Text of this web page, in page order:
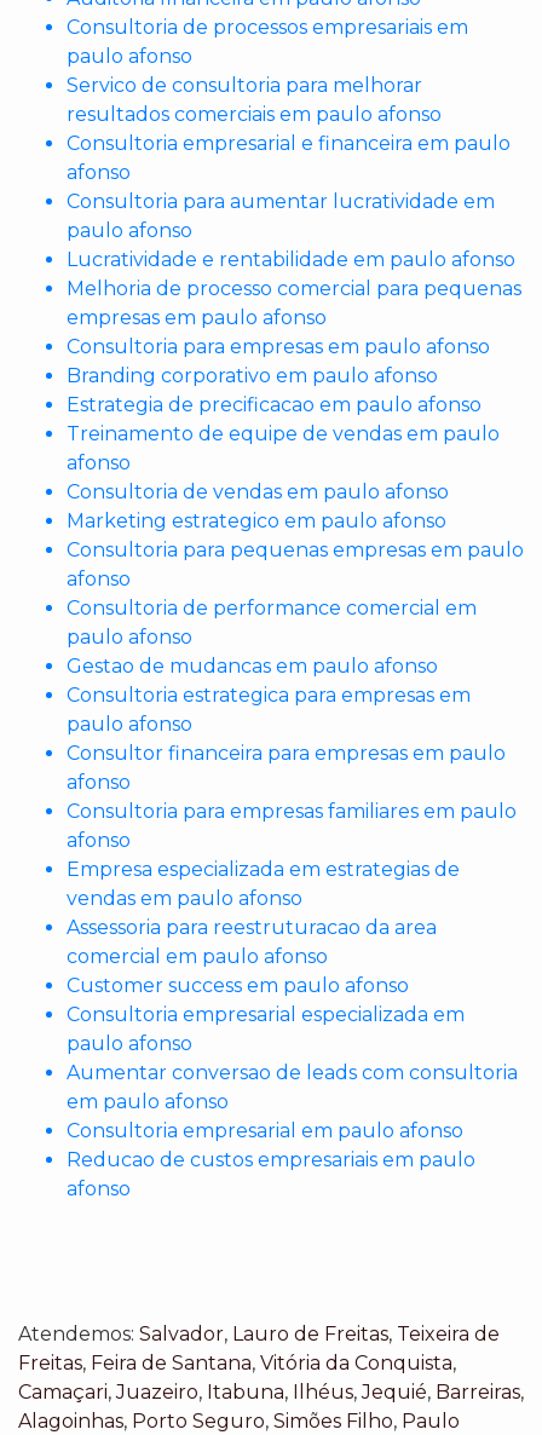
Consultoria de processos empresariais em
paulo afonso
Servico de consultoria para melhorar
resultados comerciais em paulo afonso
Consultoria empresarial e financeira em paulo
afonso
Consultoria para aumentar lucratividade em
paulo afonso
Lucratividade e rentabilidade em paulo afonso
Melhoria de processo comercial para pequenas
empresas em paulo afonso
Consultoria para empresas em paulo afonso
Branding corporativo em paulo afonso
Estrategia de precificacao em paulo afonso
Treinamento de equipe de vendas em paulo
afonso
Consultoria de vendas em paulo afonso
Marketing estrategico em paulo afonso
Consultoria para pequenas empresas em paulo
afonso
Consultoria de performance comercial em
paulo afonso
Gestao de mudancas em paulo afonso
Consultoria estrategica para empresas em
paulo afonso
Consultor financeira para empresas em paulo
afonso
Consultoria para empresas familiares em paulo
afonso
Empresa especializada em estrategias de
vendas em paulo afonso
Assessoria para reestruturacao da area
comercial em paulo afonso
Customer success em paulo afonso
Consultoria empresarial especializada em
paulo afonso
Aumentar conversao de leads com consultoria
em paulo afonso
Consultoria empresarial em paulo afonso
Reducao de custos empresariais em paulo
afonso
Atendemos: Salvador, Lauro de Freitas, Teixeira de
Freitas, Feira de Santana, Vitória da Conquista,
Camaçari,Juazeiro, Itabuna, Ilhéus,Jequié, Barreiras,
Alagoinhas, Porto Seguro, Simões Filho, Paulo